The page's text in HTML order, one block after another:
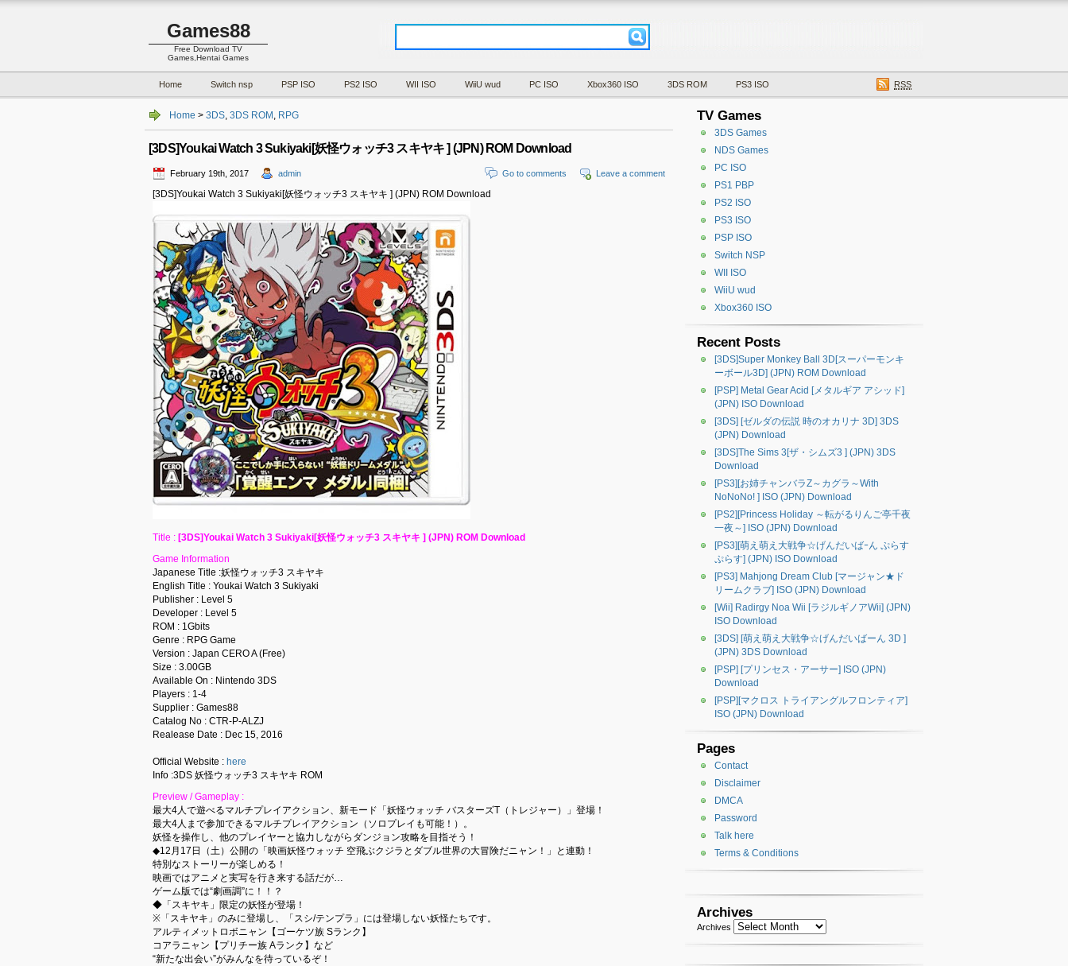
Games88
Free Download TV
Games,Hentai Games
Home Switch nsp PSP ISO PS2 ISO WII ISO WiiU wud PC ISO Xbox360 ISO 3DS ROM PS3 ISO RSS
Home > 3DS, 3DS ROM , RPG
[3DS]Youkai Watch 3 Sukiyaki[妖怪ウォッチ3 スキヤキ ] (JPN) ROM Download
February 19th, 2017 admin Leave a comment
Go to comments
[3DS]Youkai Watch 3 Sukiyaki[妖怪ウォッチ3 スキヤキ ] (JPN) ROM Download
Title : [3DS]Youkai Watch 3 Sukiyaki[妖怪ウォッチ3 スキヤキ ] (JPN) ROM Download
Game Information
Japanese Title :妖怪ウォッチ3 スキヤキ
English Title : Youkai Watch 3 Sukiyaki
Publisher : Level 5
Developer : Level 5
ROM : 1Gbits
Genre : RPG Game
Version : Japan CERO A (Free)
Size : 3.00GB
Available On : Nintendo 3DS
Players : 1-4
Supplier : Games88
Catalog No : CTR-P-ALZJ
Realease Date : Dec 15, 2016
Official Website : here
Info :3DS 妖怪ウォッチ3 スキヤキ ROM
Preview / Gameplay :
最大4人で遊べるマルチプレイアクション、新モード「妖怪ウォッチ バスターズT（トレジャー）」登場！
最大4人まで参加できるマルチプレイアクション（ソロプレイも可能！）。
妖怪を操作し、他のプレイヤーと協力しながらダンジョン攻略を目指そう！
◆12月17日（土）公開の「映画妖怪ウォッチ 空飛ぶクジラとダブル世界の大冒険だニャン！」と連動！
特別なストーリーが楽しめる！
映画ではアニメと実写を行き来する話だが…
ゲーム版では“劇画調”に！！？
◆「スキヤキ」限定の妖怪が登場！
※「スキヤキ」のみに登場し、「スシ/テンプラ」には登場しない妖怪たちです。
アルティメットロボニャン【ゴーケツ族 Sランク】
コアラニャン【プリチー族 Aランク】など
“新たな出会い”がみんなを待っているぞ！
TV Games
3DS Games
NDS Games
PC ISO
PS1 PBP
PS2 ISO
PS3 ISO
PSP ISO
Switch NSP
WII ISO
WiiU wud
Xbox360 ISO
Recent Posts
[3DS]Super Monkey Ball 3D[スーパーモンキ
ーボール3D] (JPN) ROM Download
[PSP] Metal Gear Acid [メタルギア アシッド]
(JPN) ISO Download
[3DS] [ゼルダの伝説 時のオカリナ 3D] 3DS
(JPN) Download
[3DS]The Sims 3[ザ・シムズ3 ] (JPN) 3DS
Download
[PS3][お姉チャンバラZ～カグラ～With
NoNoNo! ] ISO (JPN) Download
[PS2][Princess Holiday ～転がるりんご亭千夜
一夜～] ISO (JPN) Download
[PS3][萌え萌え大戦争☆げんだいばｰん ぷらす
ぷらす] (JPN) ISO Download
[PS3] Mahjong Dream Club [マージャン★ド
リームクラブ] ISO (JPN) Download
[Wii] Radirgy Noa Wii [ラジルギノアWii] (JPN)
ISO Download
[3DS] [萌え萌え大戦争☆げんだいばーん 3D ]
(JPN) 3DS Download
[PSP] [プリンセス・アーサー] ISO (JPN)
Download
[PSP][マクロス トライアングルフロンティア]
ISO (JPN) Download
Pages
Contact
Disclaimer
DMCA
Password
Talk here
Terms & Conditions
Archives
Archives